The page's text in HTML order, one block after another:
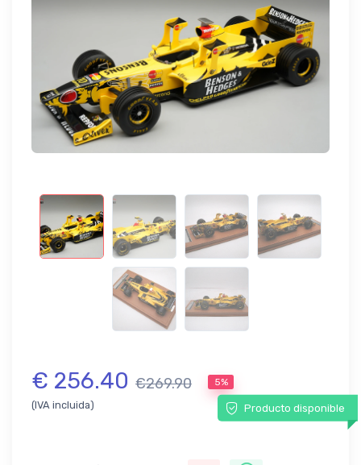
€ 256.40 €269.90 5%
(IVA incluida) Producto disponible